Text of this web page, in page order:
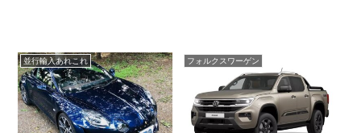
並行輸入あれこれ フォルクスワーゲン